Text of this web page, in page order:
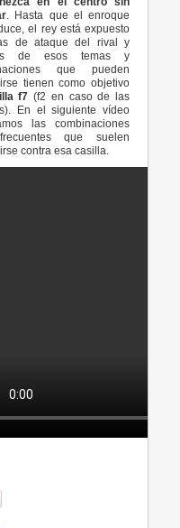
. Hasta que el enroque
el rey está expuesto
de ataque del rival y
de esos temas y
que pueden
tienen como objetivo
f7 (f2 en caso de las
En el siguiente vídeo
las combinaciones
que suelen
contra esa casilla.